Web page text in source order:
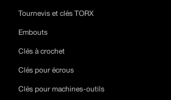
Tournevis et clés TORX
Embouts
Clés à crochet
Clés pour écrous
Clés pour machines-outils